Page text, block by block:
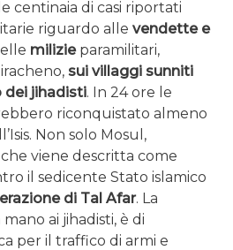
centinaia di casi riportati
riguardo alle vendette e
milizieparamilitari,
sui villaggi sunniti
dei jihadisti. In 24 ore le
riconquistato almeno
Non solo Mosul,
viene descritta come
il sedicente Stato islamico
di Tal Afar. La
ai jihadisti, è di
per il traffico di armi e